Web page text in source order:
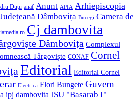
Duțu anaf Anunt APIA Arhiepiscopia
Dâmbovița Bucegi Camera de
Cj dambovita
Dâmbovița Complexul
Târgoviște CONAF Cornel
Editorial Editorial Cornel
Electrica Flori Bungete Guvern
ipj dambovita ISU "Basarab I"